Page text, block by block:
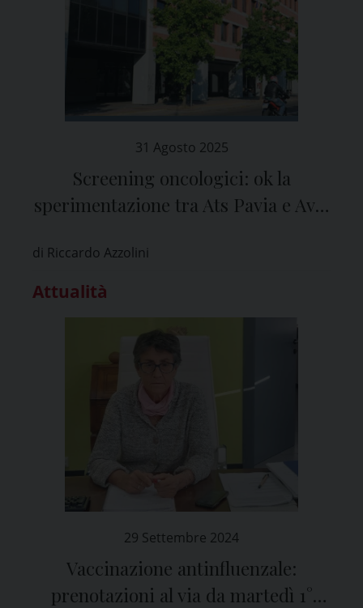
31 Agosto 2025
Screening oncologici: ok la
sperimentazione tra Ats Pavia e Avis
di Riccardo Azzolini
Attualità
29 Settembre 2024
Vaccinazione antinfluenzale:
prenotazioni al via da martedì 1°